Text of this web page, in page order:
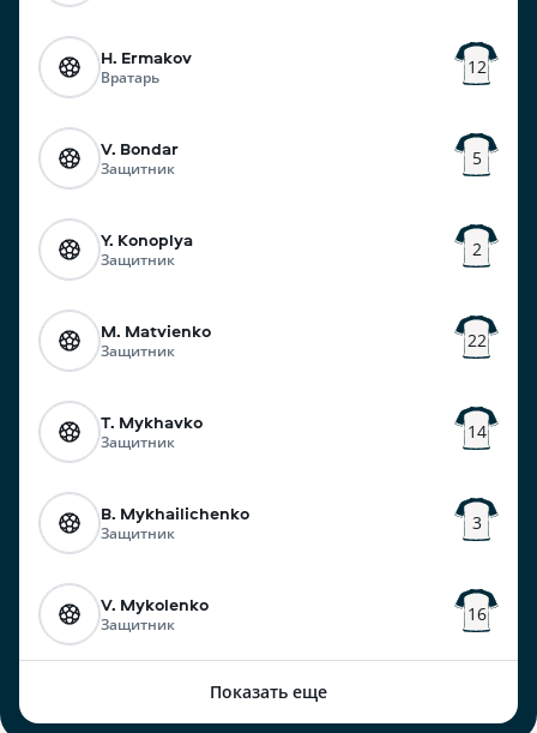
H. Ermakov
Вратарь 12
V. Bondar
Защитник 5
Y. Konoplya
Защитник 2
M. Matvienko
Защитник 22
T. Mykhavko
Защитник 14
B. Mykhailichenko
Защитник 3
V. Mykolenko
Защитник 16
Показать еще